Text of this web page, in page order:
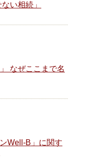
い相続」
なぜここまで名
Well-B」に関す